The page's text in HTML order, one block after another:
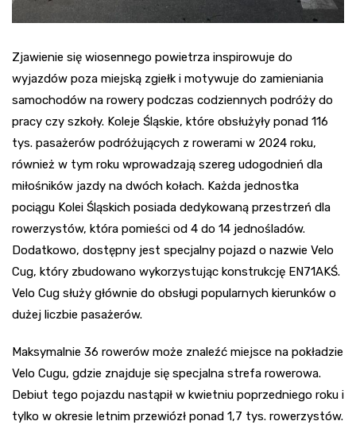
Zjawienie się wiosennego powietrza inspirowuje do
wyjazdów poza miejską zgiełk i motywuje do zamieniania
samochodów na rowery podczas codziennych podróży do
pracy czy szkoły. Koleje Śląskie, które obsłużyły ponad 116
tys. pasażerów podróżujących z rowerami w 2024 roku,
również w tym roku wprowadzają szereg udogodnień dla
miłośników jazdy na dwóch kołach. Każda jednostka
pociągu Kolei Śląskich posiada dedykowaną przestrzeń dla
rowerzystów, która pomieści od 4 do 14 jednośladów.
Dodatkowo, dostępny jest specjalny pojazd o nazwie Velo
Cug, który zbudowano wykorzystując konstrukcję EN71AKŚ.
Velo Cug służy głównie do obsługi popularnych kierunków o
dużej liczbie pasażerów.
Maksymalnie 36 rowerów może znaleźć miejsce na pokładzie
Velo Cugu, gdzie znajduje się specjalna strefa rowerowa.
Debiut tego pojazdu nastąpił w kwietniu poprzedniego roku i
tylko w okresie letnim przewiózł ponad 1,7 tys. rowerzystów.